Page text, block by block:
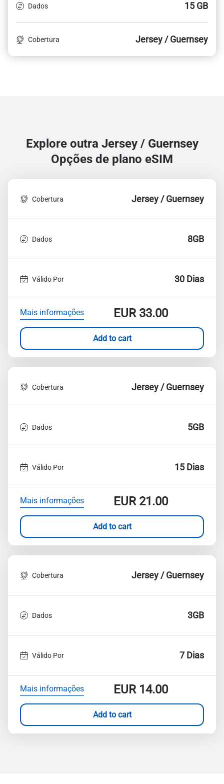
Dados 15 GB
Cobertura Jersey / Guernsey
Explore outra Jersey / Guernsey
Opções de plano eSIM
Cobertura Jersey / Guernsey
Dados 8GB
Válido Por 30 Dias
Mais informações EUR33.00
Add to cart
Cobertura Jersey / Guernsey
Dados 5GB
Válido Por 15 Dias
Mais informações EUR21.00
Add to cart
Cobertura Jersey / Guernsey
Dados 3GB
Válido Por 7 Dias
Mais informações EUR14.00
Add to cart